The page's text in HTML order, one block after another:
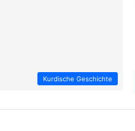
Kurdische Geschichte